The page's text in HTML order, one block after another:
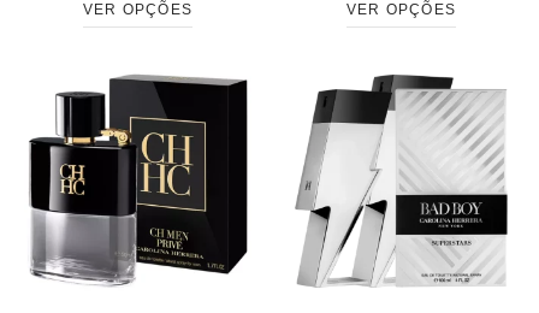
VER OPÇÕES VER OPÇÕES